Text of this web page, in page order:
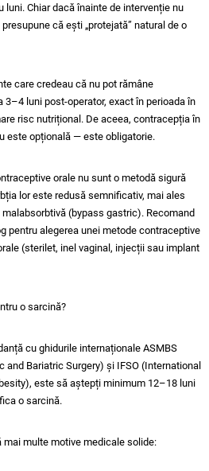
luni. Chiar dacă înainte de intervenție nu
că ești „protejată” natural de o
care credeau că nu pot rămâne
3–4 luni post-operator, exact în perioada în
risc nutrițional. De aceea, contracepția în
este opțională — este obligatorie.
orale nu sunt o metodă sigură
lor este redusă semnificativ, mai ales
(bypass gastric). Recomand
pentru alegerea unei metode contraceptive
(sterilet, inel vaginal, injecții sau implant
o sarcină?
cu ghidurile internaționale ASMBS
and Bariatric Surgery) și IFSO (International
este să aștepți minimum 12–18 luni
o sarcină.
mai multe motive medicale solide: